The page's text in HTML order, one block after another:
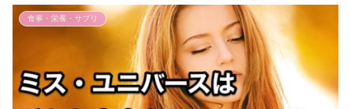
食事・栄養・サプリ